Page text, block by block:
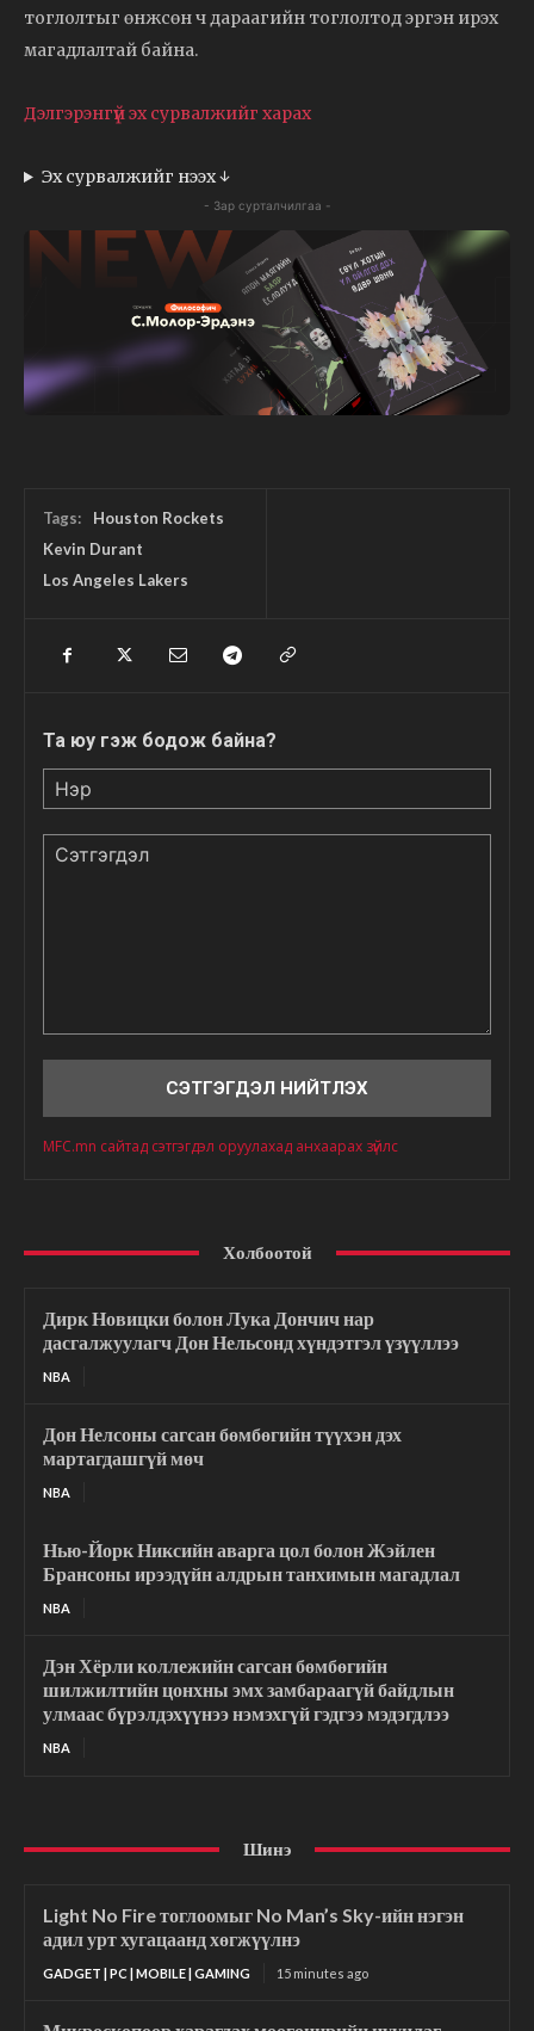
тоглолтыг өнжсөн ч дараагийн тоглолтод эргэн ирэх
магадлалтай байна.
Дэлгэрэнгүй эх сурвалжийг харах
Эх сурвалжийг нээх ↓
- Зар сурталчилгаа -
Tags:
Houston Rockets
Kevin Durant
Los Angeles Lakers
Та юу гэж бодож байна?
MFC.mn сайтад сэтгэгдэл оруулахад анхаарах зүйлс
Холбоотой
Дирк Новицки болон Лука Дончич нар
дасгалжуулагч Дон Нельсонд хүндэтгэл үзүүллээ
NBA
Дон Нелсоны сагсан бөмбөгийн түүхэн дэх
мартагдашгүй мөч
NBA
Нью-Йорк Никсийн аварга цол болон Жэйлен
Брансоны ирээдүйн алдрын танхимын магадлал
NBA
Дэн Хёрли коллежийн сагсан бөмбөгийн
шилжилтийн цонхны эмх замбараагүй байдлын
улмаас бүрэлдэхүүнээ нэмэхгүй гэдгээ мэдэгдлээ
NBA
Шинэ
Light No Fire тоглоомыг No Man’s Sky-ийн нэгэн
адил урт хугацаанд хөгжүүлнэ
GADGET | PC | MOBILE | GAMING 15 minutes ago